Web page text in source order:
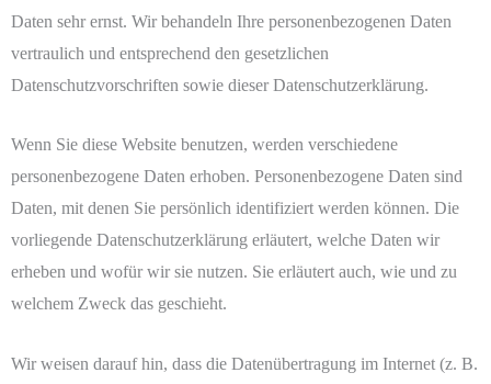
Daten sehr ernst. Wir behandeln Ihre personenbezogenen Daten
vertraulich und entsprechend den gesetzlichen
Datenschutzvorschriften sowie dieser Datenschutzerklärung.
Wenn Sie diese Website benutzen, werden verschiedene
personenbezogene Daten erhoben. Personenbezogene Daten sind
Daten, mit denen Sie persönlich identifiziert werden können. Die
vorliegende Datenschutzerklärung erläutert, welche Daten wir
erheben und wofür wir sie nutzen. Sie erläutert auch, wie und zu
welchem Zweck das geschieht.
Wir weisen darauf hin, dass die Datenübertragung im Internet (z. B.